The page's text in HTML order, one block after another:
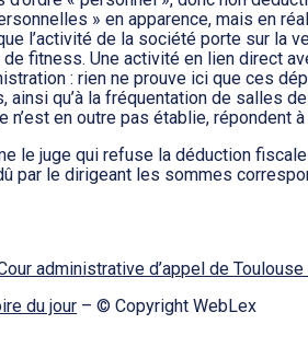
» en apparence, mais en
l’activité de la société porte sur la
de fitness. Une activité en lien direct
: rien ne prouve ici que ces
ainsi qu’à la fréquentation de salles
n’est en outre pas établie, répondent
le juge qui refuse la déduction
par le dirigeant les sommes
administrative d’appel de
du jour – © Copyright WebLex